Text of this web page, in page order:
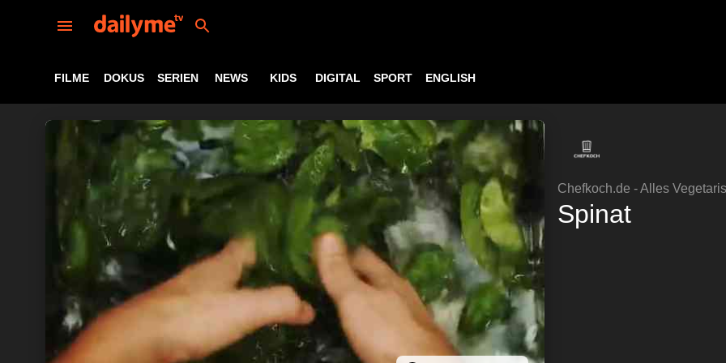
FILME DOKUS SERIEN NEWS KIDS DIGITAL SPORT ENGLISH
Chefkoch.de - Alles
Spinat